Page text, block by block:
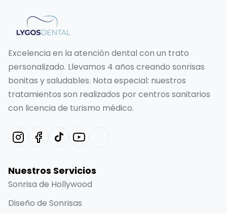
Excelencia en la atención dental con un trato
personalizado. Llevamos 4 años creando sonrisas
bonitas y saludables. Nota especial: nuestros
tratamientos son realizados por centros sanitarios
con licencia de turismo médico.
Nuestros Servicios
Sonrisa de Hollywood
Diseño de Sonrisas